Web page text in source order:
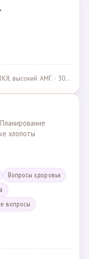
высокий АМГ. · 30.04.2025
хлопоты
Вопросы здоровья
вопросы